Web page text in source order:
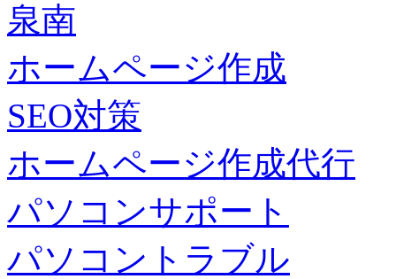
泉南
ホームページ作成
SEO対策
ホームページ作成代行
パソコンサポート
パソコントラブル